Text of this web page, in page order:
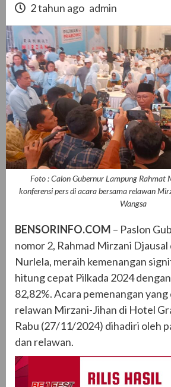
2 tahun ago admin
Foto : Calon Gubernur Lampung Rahmat
konferensi pers di acara bersama relawan
Wangsa
BENSORINFO.COM – Paslon
nomor 2, Rahmad Mirzani Djausal
Nurlela, meraih kemenangan
hitung cepat Pilkada 2024
82,82%. Acara pemenangan
relawan Mirzani-Jihan di Hotel
Rabu (27/11/2024) dihadiri oleh
dan relawan.